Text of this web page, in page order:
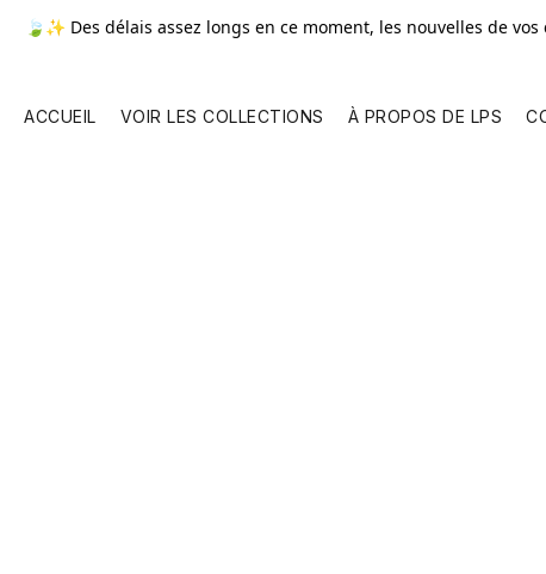
🍃✨ Des délais assez longs en ce moment, les nouvelles de
ACCUEIL VOIR LES COLLECTIONS À PROPOS DE LPS